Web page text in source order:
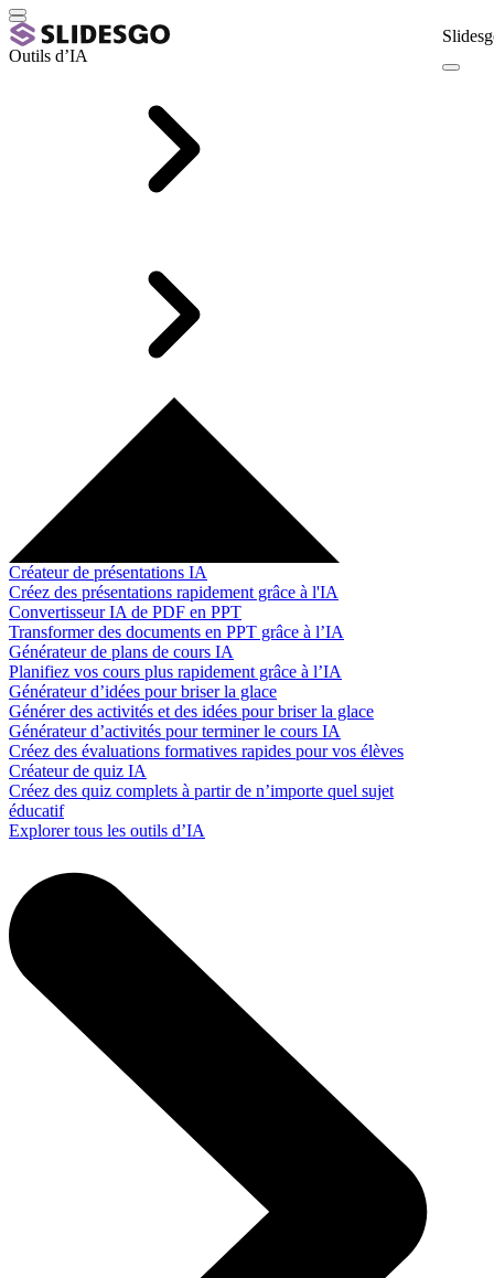
Outils d’IA
Créateur de présentations IA
Créez des présentations rapidement grâce à l'IA
Convertisseur IA de PDF en PPT
Transformer des documents en PPT grâce à l’IA
Générateur de plans de cours IA
Planifiez vos cours plus rapidement grâce à l’IA
Générateur d’idées pour briser la glace
Générer des activités et des idées pour briser la glace
Générateur d’activités pour terminer le cours IA
Créez des évaluations formatives rapides pour vos élèves
Créateur de quiz IA
Créez des quiz complets à partir de n’importe quel sujet
éducatif
Explorer tous les outils d’IA